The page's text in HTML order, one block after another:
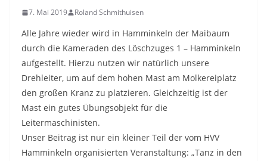
7. Mai 2019 Roland Schmithuisen
Alle Jahre wieder wird in Hamminkeln der Maibaum
durch die Kameraden des Löschzuges 1 – Hamminkeln
aufgestellt. Hierzu nutzen wir natürlich unsere
Drehleiter, um auf dem hohen Mast am Molkereiplatz
den großen Kranz zu platzieren. Gleichzeitig ist der
Mast ein gutes Übungsobjekt für die
Leitermaschinisten.
Unser Beitrag ist nur ein kleiner Teil der vom HVV
Hamminkeln organisierten Veranstaltung: „Tanz in den